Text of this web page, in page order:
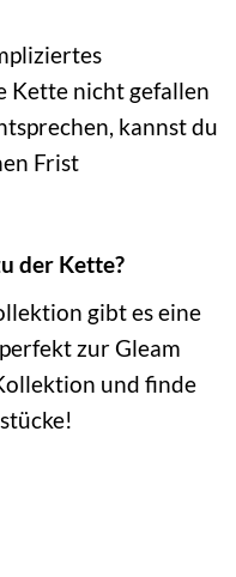
Kette nicht gefallen
kannst du
Frist
der Kette?
gibt es eine
zur Gleam
und finde